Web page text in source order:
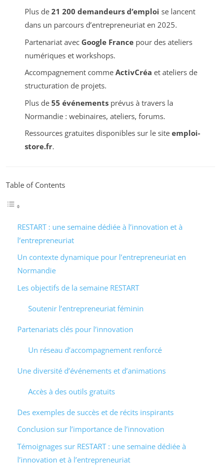
Plus de 21 200 demandeurs d’emploi se lancent
dans un parcours d’entrepreneuriat en 2025.
Partenariat avec Google Francepour des ateliers
numériques et workshops.
Accompagnement comme ActivCréa et ateliers de
structuration de projets.
Plus de 55 événementsprévus à travers la
Normandie : webinaires, ateliers, forums.
Ressources gratuites disponibles sur le site emploi-
store.fr.
Table of Contents
RESTART : une semaine dédiée à l’innovation et à
l’entrepreneuriat
Un contexte dynamique pour l’entrepreneuriat en
Normandie
Les objectifs de la semaine RESTART
Soutenir l’entrepreneuriat féminin
Partenariats clés pour l’innovation
Un réseau d’accompagnement renforcé
Une diversité d’événements et d’animations
Accès à des outils gratuits
Des exemples de succès et de récits inspirants
Conclusion sur l’importance de l’innovation
Témoignages sur RESTART : une semaine dédiée à
l’innovation et à l’entrepreneuriat